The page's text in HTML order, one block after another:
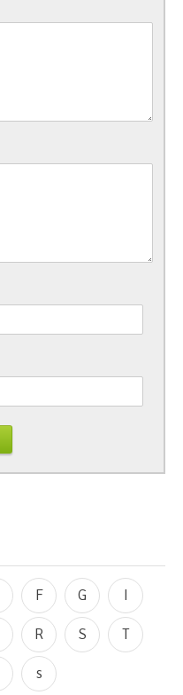
F G I
R S T
s